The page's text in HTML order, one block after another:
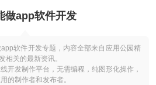
做app软件开发
软件开发专题，内容全部来自应用公园精
相关的最新资讯。
开发制作平台，无需编程，纯图形化操作，
的制作者和发布者。